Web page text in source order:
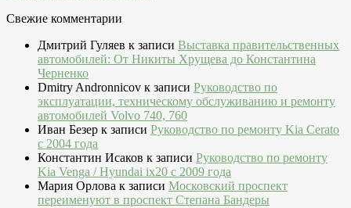
Свежие комментарии
Дмитрий Гуляев к записи Выставка правительственных
автомобилей: От Никиты Хрущева до Константина
Черненко
Dmitry Andronnicov к записи Руководство по
эксплуатации, техническому обслуживанию и ремонту
автомобилей Volvo 740, 760
Иван Безер к записи Руководство по ремонту Kia Cerato
c 2004 года
Константин Исаков к записи Руководство по ремонту
Kia Venga / Hyundai ix20 c 2009 года
Мария Орлова к записи Московский проспект
переименуют в проспект Степана Бандеры